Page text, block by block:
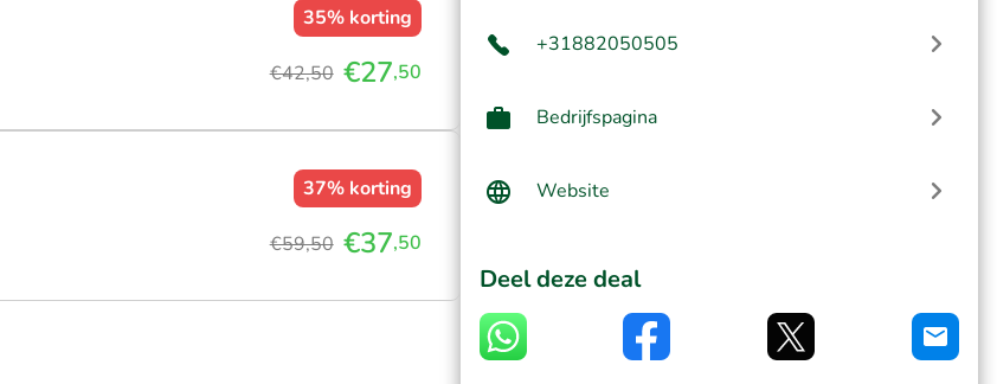
35% korting
€42,50 €27,50
37% korting
€59,50 €37,50
+31882050505
Bedrijfspagina
Website
Deel deze deal